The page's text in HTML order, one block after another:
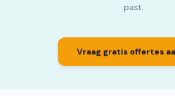
past.
Vraag gratis offertes